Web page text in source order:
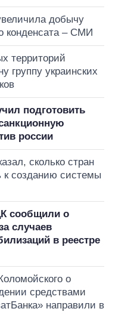
добычу
конденсата – СМИ
территорий
группу украинских
подготовить
россии
сколько стран
к созданию системы
сообщили о
случаев
в реестре
о
средствами
направили в